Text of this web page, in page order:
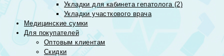
Укладки для кабинета гепатолога (2)
Укладки участкового врача
Медицинские сумки
Для покупателей
Оптовым клиентам
Скидки